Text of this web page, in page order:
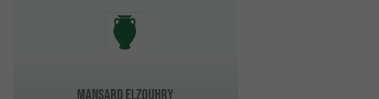
Mansard Elzouhry